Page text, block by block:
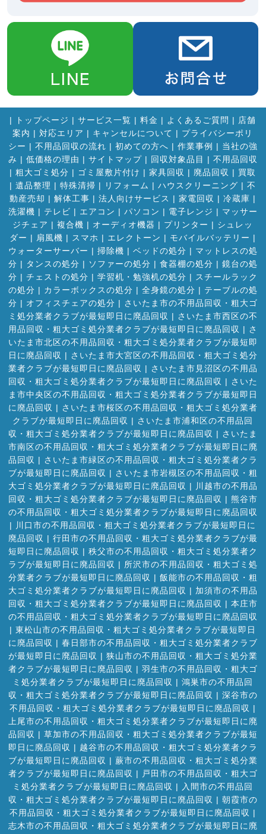
| トップページ | サービス一覧 | 料金 | よくあるご質問 | 店舗
案内 | 対応エリア | キャンセルについて | プライバシーポリ
シー | 不用品回収の流れ | 初めての方へ | 作業事例 | 当社の強
み | 低価格の理由 | サイトマップ| 回収対象品目 | 不用品回収
| 粗大ゴミ処分 | ゴミ屋敷片付け | 家具回収 | 廃品回収 | 買取
| 遺品整理 | 特殊清掃 | リフォーム | ハウスクリーニング | 不
動産売却 | 解体工事 | 法人向けサービス | 家電回収 | 冷蔵庫 |
洗濯機 | テレビ | エアコン | パソコン | 電子レンジ | マッサー
ジチェア | 複合機 | オーディオ機器 | プリンター | シュレッ
ダー | 扇風機 | スマホ | エレクトーン | モバイルバッテリー |
ウォーターサーバー | 掃除機 | ベッドの処分 | マットレスの処
分 | タンスの処分 | ソファーの処分 | 食器棚の処分 | 鏡台の処
分 | チェストの処分 | 学習机・勉強机の処分 | スチールラック
の処分 | カラーボックスの処分 | 全身鏡の処分 | テーブルの処
分 | オフィスチェアの処分 | さいたま市の不用品回収・粗大ゴ
ミ処分業者クラブが最短即日に廃品回収 | さいたま市西区の不
用品回収・粗大ゴミ処分業者クラブが最短即日に廃品回収 | さ
いたま市北区の不用品回収・粗大ゴミ処分業者クラブが最短即
日に廃品回収 | さいたま市大宮区の不用品回収・粗大ゴミ処分
業者クラブが最短即日に廃品回収 | さいたま市見沼区の不用品
回収・粗大ゴミ処分業者クラブが最短即日に廃品回収 | さいた
ま市中央区の不用品回収・粗大ゴミ処分業者クラブが最短即日
に廃品回収 | さいたま市桜区の不用品回収・粗大ゴミ処分業者
クラブが最短即日に廃品回収 | さいたま市浦和区の不用品回
収・粗大ゴミ処分業者クラブが最短即日に廃品回収 | さいたま
市南区の不用品回収・粗大ゴミ処分業者クラブが最短即日に廃
品回収 | さいたま市緑区の不用品回収・粗大ゴミ処分業者クラ
ブが最短即日に廃品回収 | さいたま市岩槻区の不用品回収・粗
大ゴミ処分業者クラブが最短即日に廃品回収 | 川越市の不用品
回収・粗大ゴミ処分業者クラブが最短即日に廃品回収 | 熊谷市
の不用品回収・粗大ゴミ処分業者クラブが最短即日に廃品回収
| 川口市の不用品回収・粗大ゴミ処分業者クラブが最短即日に
廃品回収 | 行田市の不用品回収・粗大ゴミ処分業者クラブが最
短即日に廃品回収 | 秩父市の不用品回収・粗大ゴミ処分業者ク
ラブが最短即日に廃品回収 | 所沢市の不用品回収・粗大ゴミ処
分業者クラブが最短即日に廃品回収 | 飯能市の不用品回収・粗
大ゴミ処分業者クラブが最短即日に廃品回収 | 加須市の不用品
回収・粗大ゴミ処分業者クラブが最短即日に廃品回収 | 本庄市
の不用品回収・粗大ゴミ処分業者クラブが最短即日に廃品回収
| 東松山市の不用品回収・粗大ゴミ処分業者クラブが最短即日
に廃品回収 | 春日部市の不用品回収・粗大ゴミ処分業者クラブ
が最短即日に廃品回収 | 狭山市の不用品回収・粗大ゴミ処分業
者クラブが最短即日に廃品回収 | 羽生市の不用品回収・粗大ゴ
ミ処分業者クラブが最短即日に廃品回収 | 鴻巣市の不用品回
収・粗大ゴミ処分業者クラブが最短即日に廃品回収 | 深谷市の
不用品回収・粗大ゴミ処分業者クラブが最短即日に廃品回収 |
上尾市の不用品回収・粗大ゴミ処分業者クラブが最短即日に廃
品回収 | 草加市の不用品回収・粗大ゴミ処分業者クラブが最短
即日に廃品回収 | 越谷市の不用品回収・粗大ゴミ処分業者クラ
ブが最短即日に廃品回収 | 蕨市の不用品回収・粗大ゴミ処分業
者クラブが最短即日に廃品回収 | 戸田市の不用品回収・粗大ゴ
ミ処分業者クラブが最短即日に廃品回収 | 入間市の不用品回
収・粗大ゴミ処分業者クラブが最短即日に廃品回収 | 朝霞市の
不用品回収・粗大ゴミ処分業者クラブが最短即日に廃品回収 |
志木市の不用品回収・粗大ゴミ処分業者クラブが最短即日に廃